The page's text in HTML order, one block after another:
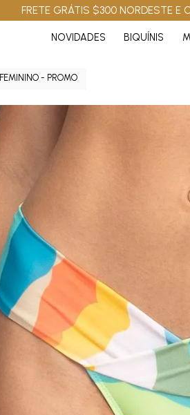
FRETE GRÁTIS $300 NORDESTE E
NOVIDADES BIQUÍNIS
FEMININO - PROMO